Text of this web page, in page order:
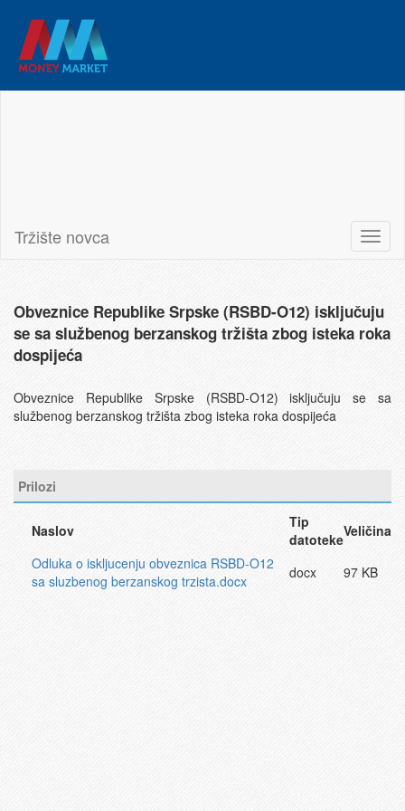
Tržište novca
Obveznice Republike Srpske (RSBD-O12) isključuju
se sa službenog berzanskog tržišta zbog isteka roka
dospijeća
Obveznice Republike Srpske (RSBD-O12) isključuju se sa
službenog berzanskog tržišta zbog isteka roka dospijeća
Prilozi
Naslov
Tip
datotekeVeličina
Odluka o iskljucenju obveznica RSBD-O12
sa sluzbenog berzanskog trzista.docx
docx 97 KB